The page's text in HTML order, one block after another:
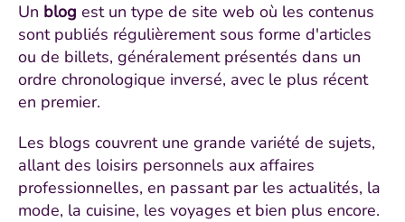
Un blog est un type de site web où les contenus
sont publiés régulièrement sous forme d'articles
ou de billets, généralement présentés dans un
ordre chronologique inversé, avec le plus récent
en premier.
Les blogs couvrent une grande variété de sujets,
allant des loisirs personnels aux affaires
professionnelles, en passant par les actualités, la
mode, la cuisine, les voyages et bien plus encore.